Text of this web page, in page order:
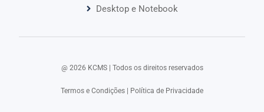
Desktop e Notebook
@ 2026 KCMS | Todos os direitos reservados​
Termos e Condições Política de Privacidade